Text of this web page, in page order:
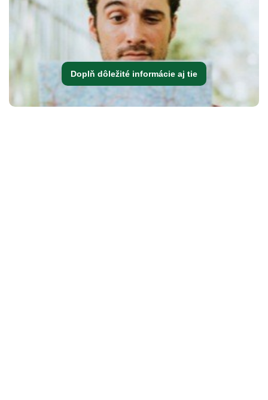
Doplň dôležité informácie aj tie